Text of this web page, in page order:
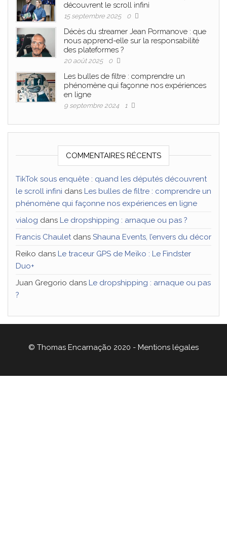
découvrent le scroll infini
15 septembre 2025 0
Décès du streamer Jean Pormanove : que
nous apprend-elle sur la responsabilité
des plateformes ?
20 août 2025 0
Les bulles de filtre : comprendre un
phénomène qui façonne nos expériences
en ligne
9 septembre 2024 1
COMMENTAIRES RÉCENTS
TikTok sous enquête : quand les députés découvrent
le scroll infini dans Les bulles de filtre : comprendre un
phénomène qui façonne nos expériences en ligne
vialog dans Le dropshipping : arnaque ou pas ?
Francis Chauletdans Shauna Events, l’envers du décor
Reiko dans Le traceur GPS de Meïko : Le Findster
Duo+
Juan Gregorio dans Le dropshipping : arnaque ou pas
?
© Thomas Encarnação 2020 - Mentions légales